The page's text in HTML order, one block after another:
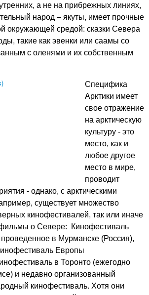
а не на прибрежных линиях,
народ – якуты, имеет прочные
окружающей средой: сказки Севера
такие как эвенки или саамы со
с оленями и их собственным
Специфика
Арктики имеет
свое отражение
на арктическую
культуру - это
место, как и
любое другое
место в мире,
проводит
- однако, с арктическими
существует множество
кинофестивалей, так или иначе
о Севере: Кинофестиваль
в Мурманске (Россия),
Европы
в Торонто (ежегодно
и недавно организованный
кинофестиваль. Хотя они